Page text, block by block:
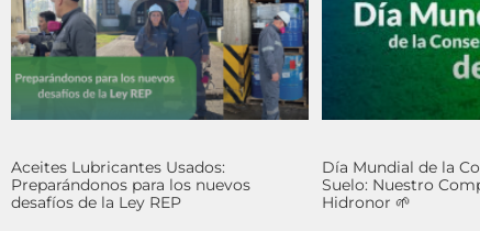
Aceites Lubricantes Usados:
Preparándonos para los nuevos
desafíos de la Ley REP
Día Mundial de la
Suelo: Nuestro
Hidronor 🌱